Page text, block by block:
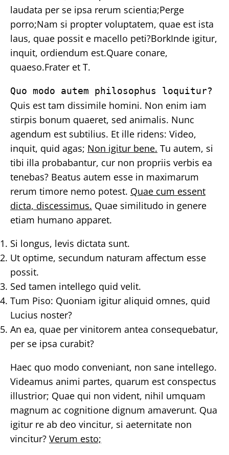
laudata per se ipsa rerum scientia;Perge
porro;Nam si propter voluptatem, quae est ista
laus, quae possit e macello peti?BorkInde igitur,
inquit, ordiendum est.Quare conare,
quaeso.Frater et T.
Quo modo autem philosophus loquitur?
Quis est tam dissimile homini. Non enim iam
stirpis bonum quaeret, sed animalis. Nunc
agendum est subtilius. Et ille ridens: Video,
inquit, quid agas; Non igitur bene. Tu autem, si
tibi illa probabantur, cur non propriis verbis ea
tenebas? Beatus autem esse in maximarum
rerum timore nemo potest. Quae cum essent
dicta, discessimus. Quae similitudo in genere
etiam humano apparet.
Si longus, levis dictata sunt.
Ut optime, secundum naturam affectum esse
possit.
Sed tamen intellego quid velit.
Tum Piso: Quoniam igitur aliquid omnes, quid
Lucius noster?
An ea, quae per vinitorem antea consequebatur,
per se ipsa curabit?
Haec quo modo conveniant, non sane intellego.
Videamus animi partes, quarum est conspectus
illustrior; Quae qui non vident, nihil umquam
magnum ac cognitione dignum amaverunt. Qua
igitur re ab deo vincitur, si aeternitate non
vincitur? Verum esto;